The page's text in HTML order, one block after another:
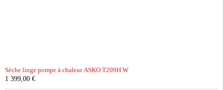
Sèche linge pompe à chaleur ASKO T209H.W
1 399,00 €